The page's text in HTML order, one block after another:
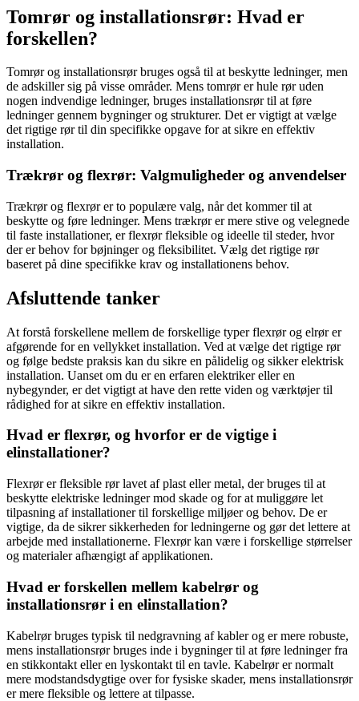
Tomrør og installationsrør: Hvad er
forskellen?
Tomrør og installationsrør bruges også til at beskytte ledninger, men
de adskiller sig på visse områder. Mens tomrør er hule rør uden
nogen indvendige ledninger, bruges installationsrør til at føre
ledninger gennem bygninger og strukturer. Det er vigtigt at vælge
det rigtige rør til din specifikke opgave for at sikre en effektiv
installation.
Trækrør og flexrør: Valgmuligheder og anvendelser
Trækrør og flexrør er to populære valg, når det kommer til at
beskytte og føre ledninger. Mens trækrør er mere stive og velegnede
til faste installationer, er flexrør fleksible og ideelle til steder, hvor
der er behov for bøjninger og fleksibilitet. Vælg det rigtige rør
baseret på dine specifikke krav og installationens behov.
Afsluttende tanker
At forstå forskellene mellem de forskellige typer flexrør og elrør er
afgørende for en vellykket installation. Ved at vælge det rigtige rør
og følge bedste praksis kan du sikre en pålidelig og sikker elektrisk
installation. Uanset om du er en erfaren elektriker eller en
nybegynder, er det vigtigt at have den rette viden og værktøjer til
rådighed for at sikre en effektiv installation.
Hvad er flexrør, og hvorfor er de vigtige i
elinstallationer?
Flexrør er fleksible rør lavet af plast eller metal, der bruges til at
beskytte elektriske ledninger mod skade og for at muliggøre let
tilpasning af installationer til forskellige miljøer og behov. De er
vigtige, da de sikrer sikkerheden for ledningerne og gør det lettere at
arbejde med installationerne. Flexrør kan være i forskellige størrelser
og materialer afhængigt af applikationen.
Hvad er forskellen mellem kabelrør og
installationsrør i en elinstallation?
Kabelrør bruges typisk til nedgravning af kabler og er mere robuste,
mens installationsrør bruges inde i bygninger til at føre ledninger fra
en stikkontakt eller en lyskontakt til en tavle. Kabelrør er normalt
mere modstandsdygtige over for fysiske skader, mens installationsrør
er mere fleksible og lettere at tilpasse.